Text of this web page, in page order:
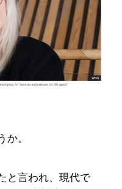
か。
と言われ、現代で